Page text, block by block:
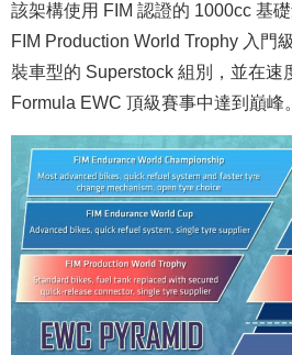
該架構使用 FIM 認證的 1000cc 基
FIM Production World Trophy 入門
裝車型的 Superstock 組別，並在速
Formula EWC 頂級賽事中達到巔峰。